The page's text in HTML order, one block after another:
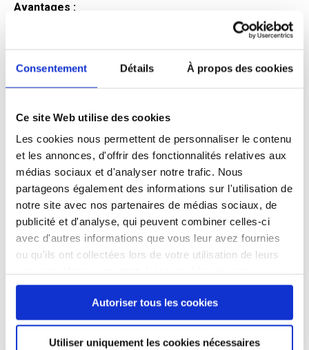
Consentement Détails À propos des cookies
Ce site Web utilise des cookies
Les cookies nous permettent de personnaliser le contenu
et les annonces, d'offrir des fonctionnalités relatives aux
médias sociaux et d'analyser notre trafic. Nous
partageons également des informations sur l'utilisation de
notre site avec nos partenaires de médias sociaux, de
publicité et d'analyse, qui peuvent combiner celles-ci
avec d'autres informations que vous leur avez fournies
ou qu'ils ont collectées lors de votre utilisation de leurs
continuez à utiliser notre site Web.
Autoriser tous les cookies
Utiliser uniquement les cookies nécessaires
Avantages :
Profil du
candidat
Qualifications et diplômes :
Profil recherché :
Expérience :
Processus
de
recrutement